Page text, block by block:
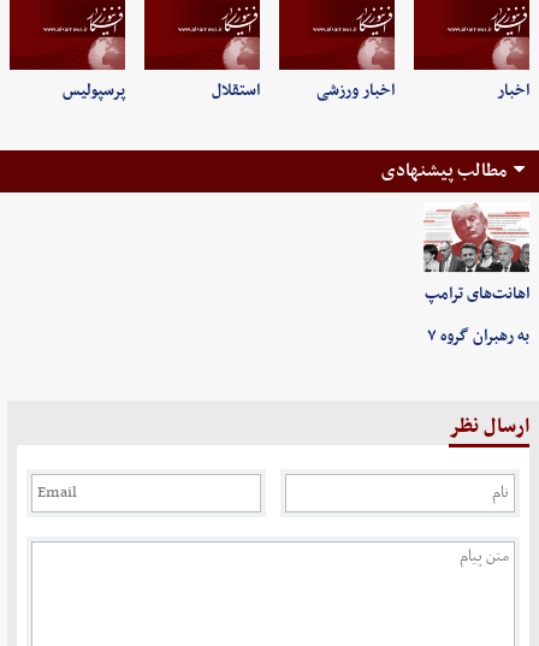
اخبار اخبار ورزشی استقلال پرسپولیس
مطالب پیشنهادی
اهانت‌های ترامپ
به رهبران گروه ۷
ارسال نظر